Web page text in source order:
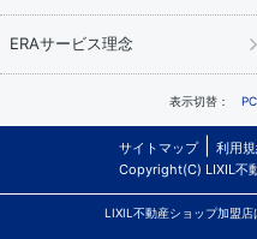
ERAサービス理念
表示切替： PC
サイトマップ 利用
Copyright(C) LIXIL不
LIXIL不動産ショップ加盟店